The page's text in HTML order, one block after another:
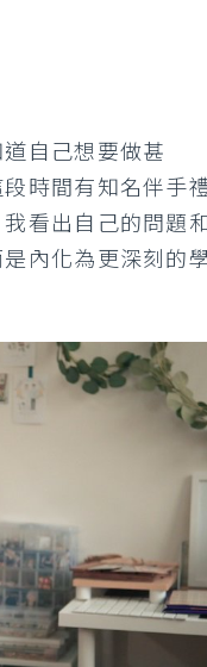
自己想要做甚
時間有知名伴手
看出自己的問題和
內化為更深刻的